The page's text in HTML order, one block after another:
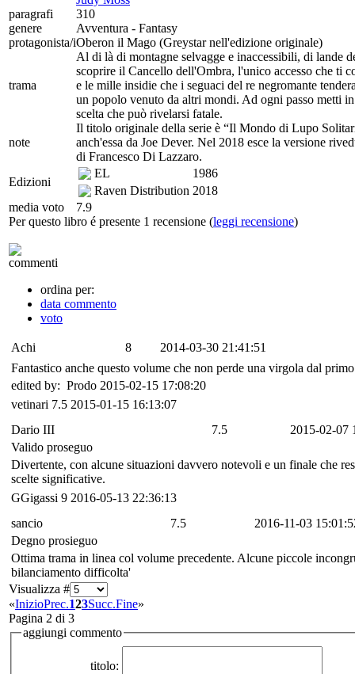
paragrafi
310
genere
Avventura - Fantasy
protagonista/iOberon il Mago (Greystar nell'edizione originale)
trama
Al di là di montagne selvagge e inaccessibili, di lande
scoprire il Cancello dell'Ombra, l'unico accesso che ti
e le mille insidie che i seguaci del re negromante
un popolo venuto da altri mondi. Ad ogni passo metti
scelta che può rivelarsi fatale.
note
Il titolo originale della serie è “Il Mondo di Lupo
anch'essa da Joe Dever. Nel 2018 esce la versione
di Francesco Di Lazzaro.
Edizioni
EL
1986
Raven Distribution 2018
media voto
7.9
Per questo libro é presente 1 recensione (leggi recensione)
commenti
ordina per:
data commento
voto
Achi 8
2014-03-30 21:41:51
Fantastico anche questo volume che non perde una virgola dal
edited by: Prodo 2015-02-15 17:08:20
vetinari 7.5 2015-01-15 16:13:07
Dario III
7.5
2015-02-07
Valido proseguo
Divertente, con alcune situazioni davvero notevoli e un finale che
scelte significative.
GGigassi 9 2016-05-13 22:36:13
sancio
7.5
2016-11-03
Degno prosieguo
Ottima trama in linea col volume precedente. Alcune piccole
bilanciamento difficolta'
Visualizza #
«InizioPrec.123Succ.Fine»
Pagina 2 di 3
aggiungi commento
titolo: